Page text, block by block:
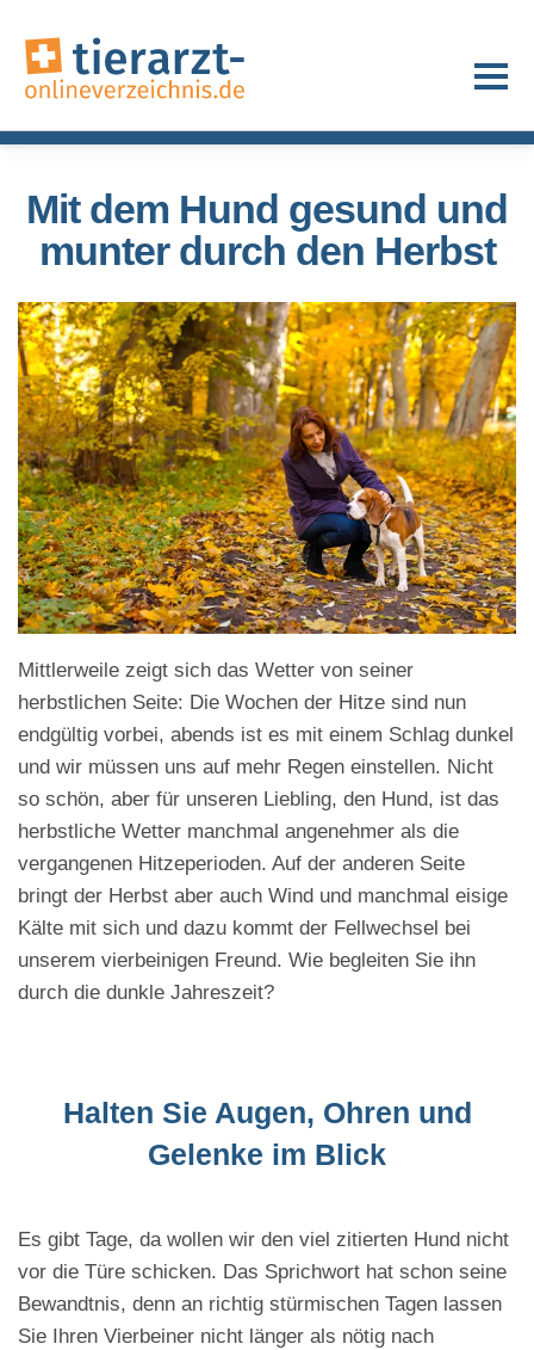
Mit dem Hund gesund und
munter durch den Herbst
Mittlerweile zeigt sich das Wetter von seiner
herbstlichen Seite: Die Wochen der Hitze sind nun
endgültig vorbei, abends ist es mit einem Schlag dunkel
und wir müssen uns auf mehr Regen einstellen. Nicht
so schön, aber für unseren Liebling, den Hund, ist das
herbstliche Wetter manchmal angenehmer als die
vergangenen Hitzeperioden. Auf der anderen Seite
bringt der Herbst aber auch Wind und manchmal eisige
Kälte mit sich und dazu kommt der Fellwechsel bei
unserem vierbeinigen Freund. Wie begleiten Sie ihn
durch die dunkle Jahreszeit?
Halten Sie Augen, Ohren und
Gelenke im Blick
Es gibt Tage, da wollen wir den viel zitierten Hund nicht
vor die Türe schicken. Das Sprichwort hat schon seine
Bewandtnis, denn an richtig stürmischen Tagen lassen
Sie Ihren Vierbeiner nicht länger als nötig nach